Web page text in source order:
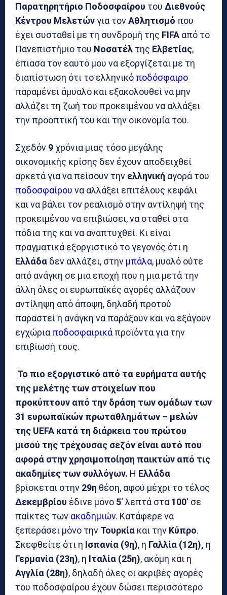
Παρατηρητήριο Ποδοσφαίρου του Διεθνούς
Κέντρου Μελετώνγια τονΑθλητισμό που
έχει συσταθεί με τη συνδρομή της FIFA από το
Πανεπιστήμιο του Νοσατέλ της Ελβετίας,
έπιασα τον εαυτό μου να εξοργίζεται με τη
διαπίστωση ότι το ελληνικό ποδόσφαιρο
παραμένει άμυαλο και εξακολουθεί να μην
αλλάζει τη ζωή του προκειμένου να αλλάξει
την προοπτική του και την οικονομία του.
Σχεδόν 9 χρόνια μιας τόσο μεγάλης
οικονομικής κρίσης δεν έχουν αποδειχθεί
αρκετά για να πείσουν την ελληνική αγορά του
ποδοσφαίρου να αλλάξει επιτέλους κεφάλι
και να βάλει τον ρεαλισμό στην αντίληψή της
προκειμένου να επιβιώσει, να σταθεί στα
πόδια της και να αναπτυχθεί. Κι είναι
πραγματικά εξοργιστικό το γεγονός ότι η
Ελλάδα δεν αλλάζει, στην μπάλα, μυαλό ούτε
από ανάγκη σε μια εποχή που η μια μετά την
άλλη όλες οι ευρωπαϊκές αγορές αλλάζουν
αντίληψη από άποψη, δηλαδή προτού
παραστεί η ανάγκη να παράξουν και να εξάγουν
εγχώρια ποδοσφαιρικά προϊόντα για την
επιβίωσή τους.
Το πιο εξοργιστικό από τα ευρήματα αυτής
της μελέτης των στοιχείων που
προκύπτουν από την δράση των ομάδων των
31 ευρωπαϊκών πρωταθλημάτων – μελών
της UEFA κατά τη διάρκεια του πρώτου
μισού της τρέχουσας σεζόν είναι αυτό που
αφορά στην χρησιμοποίηση παικτών από τις
ακαδημίες των συλλόγων. Η Ελλάδα
βρίσκεται στην 29η θέση, αφού μέχρι το τέλος
Δεκεμβρίου έδινε μόνο 5‘ λεπτά στα 100‘ σε
παίκτες των ακαδημιών. Κατάφερε να
ξεπεράσει μόνο την Τουρκία και την Κύπρο.
Σκεφθείτε ότι η Ισπανία (9η), η Γαλλία (12η), η
Γερμανία (23η), η Ιταλία (25η), ακόμη και η
Αγγλία (28η), δηλαδή όλες οι ακριβές αγορές
του ποδοσφαίρου έχουν δώσει περισσότερο